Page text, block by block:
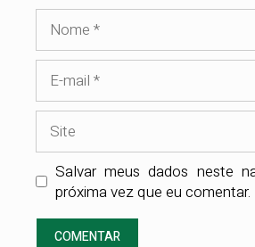
mail
Salvar meus dados neste
próxima vez que eu comentar.